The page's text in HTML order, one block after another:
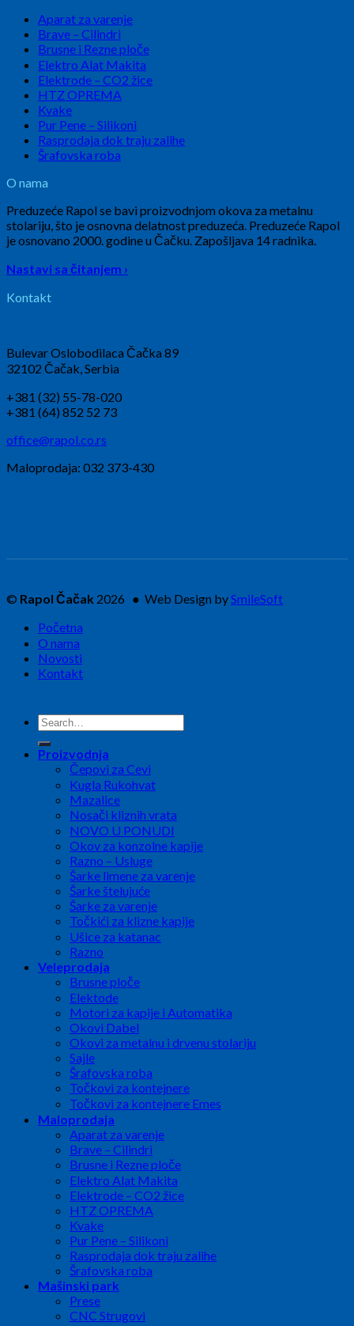
Aparat za varenje
Brave – Cilindri
Brusne i Rezne ploče
Elektro Alat Makita
Elektrode – CO2 žice
HTZ OPREMA
Kvake
Pur Pene – Silikoni
Rasprodaja dok traju zalihe
Šrafovska roba
O nama
Preduzeće Rapol se bavi proizvodnjom okova za metalnu
stolariju, što je osnovna delatnost preduzeća. Preduzeće Rapol
je osnovano 2000. godine u Čačku. Zapošljava 14 radnika.
Nastavi sa čitanjem ›
Kontakt
Bulevar Oslobodilaca Čačka 89
32102 Čačak, Serbia
+381 (32) 55-78-020
+381 (64) 852 52 73
office@rapol.co.rs
Maloprodaja: 032 373-430
© Rapol Čačak 2026 ● Web Design bySmileSoft
Početna
O nama
Novosti
Kontakt
Search
for:
Proizvodnja
Čepovi za Cevi
Kugla Rukohvat
Mazalice
Nosači kliznih vrata
NOVO U PONUDI
Okov za konzolne kapije
Razno – Usluge
Šarke limene za varenje
Šarke štelujuće
Šarke za varenje
Točkići za klizne kapije
Ušice za katanac
Razno
Veleprodaja
Brusne ploče
Elektode
Motori za kapije i Automatika
Okovi Dabel
Okovi za metalnu i drvenu stolariju
Sajle
Šrafovska roba
Točkovi za kontejnere
Točkovi za kontejnere Emes
Maloprodaja
Aparat za varenje
Brave – Cilindri
Brusne i Rezne ploče
Elektro Alat Makita
Elektrode – CO2 žice
HTZ OPREMA
Kvake
Pur Pene – Silikoni
Rasprodaja dok traju zalihe
Šrafovska roba
Mašinski park
Prese
CNC Strugovi